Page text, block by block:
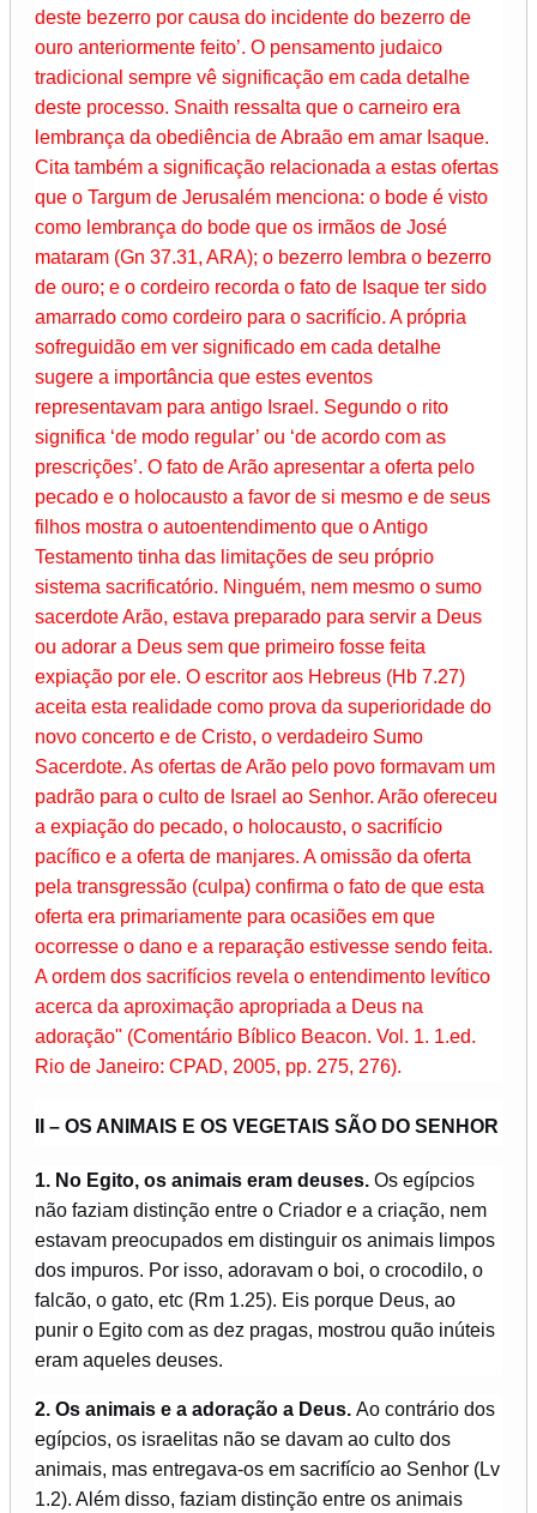
deste bezerro por causa do incidente do bezerro de
ouro anteriormente feito’. O pensamento judaico
tradicional sempre vê significação em cada detalhe
deste processo. Snaith ressalta que o carneiro era
lembrança da obediência de Abraão em amar Isaque.
Cita também a significação relacionada a estas ofertas
que o Targum de Jerusalém menciona: o bode é visto
como lembrança do bode que os irmãos de José
mataram (Gn 37.31, ARA); o bezerro lembra o bezerro
de ouro; e o cordeiro recorda o fato de Isaque ter sido
amarrado como cordeiro para o sacrifício. A própria
sofreguidão em ver significado em cada detalhe
sugere a importância que estes eventos
representavam para antigo Israel. Segundo o rito
significa ‘de modo regular’ ou ‘de acordo com as
prescrições’. O fato de Arão apresentar a oferta pelo
pecado e o holocausto a favor de si mesmo e de seus
filhos mostra o autoentendimento que o Antigo
Testamento tinha das limitações de seu próprio
sistema sacrificatório. Ninguém, nem mesmo o sumo
sacerdote Arão, estava preparado para servir a Deus
ou adorar a Deus sem que primeiro fosse feita
expiação por ele. O escritor aos Hebreus (Hb 7.27)
aceita esta realidade como prova da superioridade do
novo concerto e de Cristo, o verdadeiro Sumo
Sacerdote. As ofertas de Arão pelo povo formavam um
padrão para o culto de Israel ao Senhor. Arão ofereceu
a expiação do pecado, o holocausto, o sacrifício
pacífico e a oferta de manjares. A omissão da oferta
pela transgressão (culpa) confirma o fato de que esta
oferta era primariamente para ocasiões em que
ocorresse o dano e a reparação estivesse sendo feita.
A ordem dos sacrifícios revela o entendimento levítico
acerca da aproximação apropriada a Deus na
adoração" (Comentário Bíblico Beacon. Vol. 1. 1.ed.
Rio de Janeiro: CPAD, 2005, pp. 275, 276).
II – OS ANIMAIS E OS VEGETAIS SÃO DO SENHOR
1. No Egito, os animais eram deuses. Os egípcios
não faziam distinção entre o Criador e a criação, nem
estavam preocupados em distinguir os animais limpos
dos impuros. Por isso, adoravam o boi, o crocodilo, o
falcão, o gato, etc (Rm 1.25). Eis porque Deus, ao
punir o Egito com as dez pragas, mostrou quão inúteis
eram aqueles deuses.
2. Os animais e a adoração a Deus. Ao contrário dos
egípcios, os israelitas não se davam ao culto dos
animais, mas entregava-os em sacrifício ao Senhor (Lv
1.2). Além disso, faziam distinção entre os animais